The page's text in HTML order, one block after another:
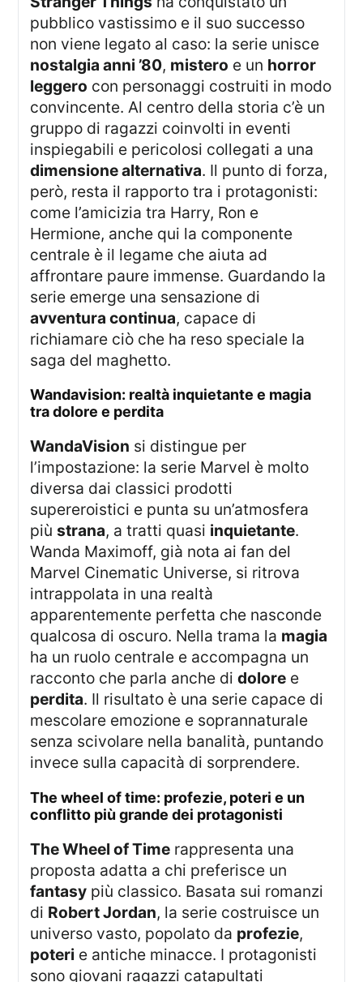
pubblico vastissimo e il suo successo
non viene legato al caso: la serie unisce
nostalgia anni ’80, mistero e un horror
leggero con personaggi costruiti in modo
convincente. Al centro della storia c’è un
gruppo di ragazzi coinvolti in eventi
inspiegabili e pericolosi collegati a una
dimensione alternativa. Il punto di forza,
però, resta il rapporto tra i protagonisti:
come l’amicizia tra Harry, Ron e
Hermione, anche qui la componente
centrale è il legame che aiuta ad
affrontare paure immense. Guardando la
serie emerge una sensazione di
avventura continua, capace di
richiamare ciò che ha reso speciale la
saga del maghetto.
wandavision: realtà inquietante e magia
tra dolore e perdita
WandaVision si distingue per
l’impostazione: la serie Marvel è molto
diversa dai classici prodotti
supereroistici e punta su un’atmosfera
piùstrana, a tratti quasi inquietante.
Wanda Maximoff, già nota ai fan del
Marvel Cinematic Universe, si ritrova
intrappolata in una realtà
apparentemente perfetta che nasconde
qualcosa di oscuro. Nella trama la magia
ha un ruolo centrale e accompagna un
racconto che parla anche didolore e
perdita. Il risultato è una serie capace di
mescolare emozione e soprannaturale
senza scivolare nella banalità, puntando
invece sulla capacità di sorprendere.
the wheel of time: profezie, poteri e un
conflitto più grande dei protagonisti
The Wheel of Time rappresenta una
proposta adatta a chi preferisce un
fantasy più classico. Basata sui romanzi
di Robert Jordan, la serie costruisce un
universo vasto, popolato da profezie,
poteri e antiche minacce. I protagonisti
sono giovani ragazzi catapultati